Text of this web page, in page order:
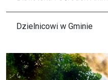
Dzielnicowi w Gminie